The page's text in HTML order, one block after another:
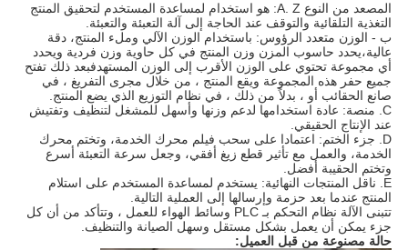
المصعد من النوع A. Z: هو استخدام لمساعدة المستخدم لتحقيق المنتج
التغذية التلقائية والتوقف عند الحاجة إلى آلة التعبئة والتعبئة.
ب - الوزن متعدد الرؤوس: باستخدام الوزن الآلي وملء المنتج، دقة
عالية،يحدد حاسوب المزن وزن المنتج في كل حاوية وزن فردية ويحدد
أي مجموعة تحتوي على الوزن الأقرب إلى الوزن المستهدفبعد ذلك تفتح
جميع حفر هذه المجموعة ويقع المنتج ، من خلال مجرى التفريغ ، في
صانع الحقائب أو ، بدلاً من ذلك ، في نظام التوزيع الذي يضع المنتج.
C. منصة: عادة استخدامها لدعم وزنها وأسهل للمشغل لتنظيف وتفتيش
عند الإنتاج الحقيقي.
D. جزء الختم: اعتمادا على سحب فيلم محرك الخدمة، وتختم محرك
الخدمة، والعمل مع تأثير قطع زيغ أفقي، وجعل سرعة التعبئة أسرع
وتختم الحقيبة أفضل.
E. ناقل المنتجات النهائية: يستخدم لمساعدة المستخدم على استلام
المنتج عندما بعد حزمة وإرسالها إلى العملية التالية.
تتبنى الآلة نظام التحكم بـ PLC وسائط الهواء للعمل ، وتتأكد من أن كل
جزء يمكن أن يعمل بشكل مستقل وسهل الصيانة والتنظيف.
حالة مصنوعة من قبل العميل: